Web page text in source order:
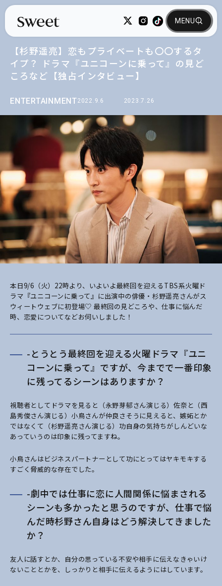
ENTERTAINMENT2022.9.6 2023.7.26
【杉野遥亮】恋もプライベートも〇〇するタ
イプ？ ドラマ『ユニコーンに乗って』の見ど
ころなど【独占インタビュー】
本日9/6（火）22時より、いよいよ最終回を迎えるTBS系火曜ド
ラマ『ユニコーンに乗って』に出演中の俳優・杉野遥亮さんがス
ウィートウェブに初登場♡ 最終回の見どころや、仕事に悩んだ
時、恋愛についてなどお伺いしました！
-とうとう最終回を迎える火曜ドラマ『ユニ
コーンに乗って』ですが、今までで一番印象
に残ってるシーンはありますか？
視聴者としてドラマを見ると（永野芽郁さん演じる）佐奈と（西
島秀俊さん演じる）小鳥さんが仲良さそうに見えると、嫉妬とか
ではなくて（杉野遥亮さん演じる）功自身の気持ちがしんどいな
あっていうのは印象に残ってますね。
小鳥さんはビジネスパートナーとして功にとってはヤキモキする
すごく脅威的な存在でした。
-劇中では仕事に恋に人間関係に悩まされる
シーンも多かったと思うのですが、仕事で悩
んだ時杉野さん自身はどう解決してきました
か？
友人に話すとか、自分の思っている不安や相手に伝えなきゃいけ
ないこととかを、しっかりと相手に伝えるようにはしています。